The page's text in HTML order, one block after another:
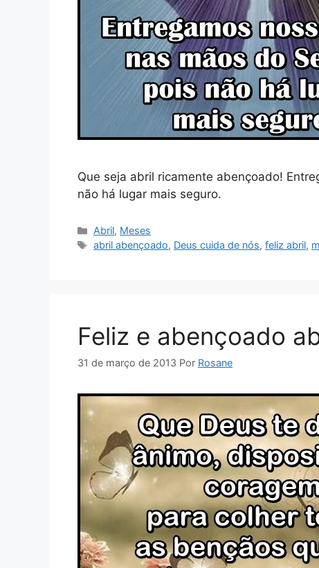
Que seja abril ricamente abençoado!
não há lugar mais seguro.
Categorias
Abril, Meses
Tags
abril abençoado, Deus cuida de nós,feliz abril,
Feliz e abençoado
31 de março de 2013 Por Rosane